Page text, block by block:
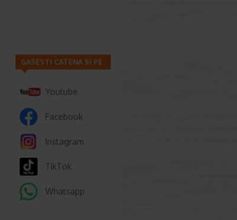
GASESTI CATENA SI PE
Youtube
Facebook
Instagram
TikTok
Whatsapp